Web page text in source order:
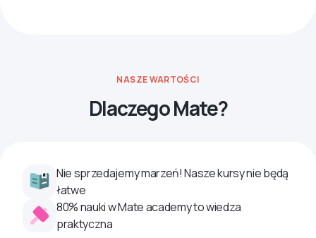
NASZE WARTOŚCI
Dlaczego Mate?
Nie sprzedajemy marzeń! Nasze kursy nie będą
łatwe
80% nauki w Mate academy to wiedza
praktyczna